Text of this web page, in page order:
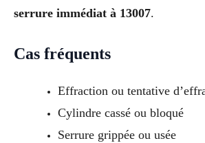
serrure immédiat à 13007.
Cas fréquents
Effraction ou tentative
Cylindre cassé ou bloqué
Serrure grippée ou usée